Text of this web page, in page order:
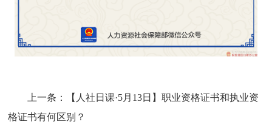
上一条：
【人社日课·5月13日】职业资格证书和执业资
格证书有何区别？